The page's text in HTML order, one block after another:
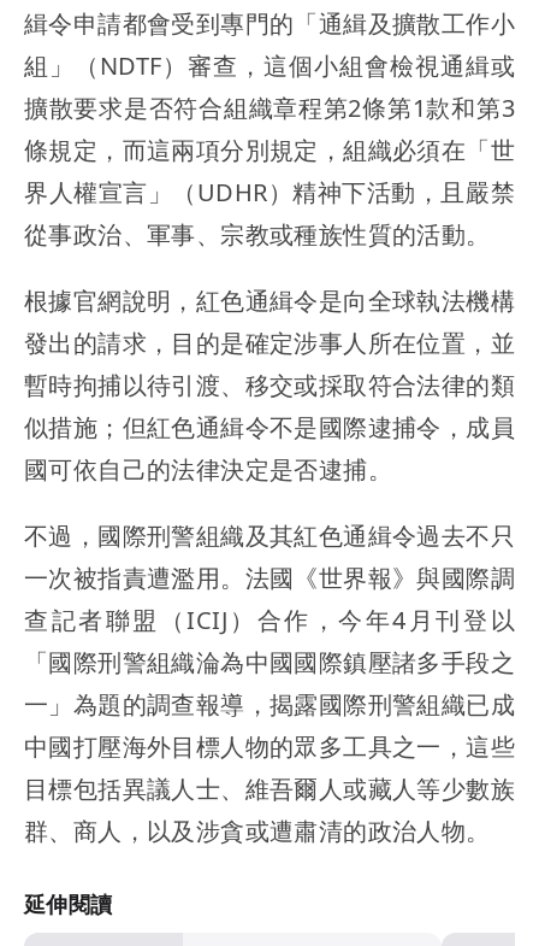
緝令申請都會受到專門的「通緝及擴散工作小
組」（NDTF）審查，這個小組會檢視通緝或
擴散要求是否符合組織章程第2條第1款和第3
條規定，而這兩項分別規定，組織必須在「世
界人權宣言」（UDHR）精神下活動，且嚴禁
從事政治、軍事、宗教或種族性質的活動。
根據官網說明，紅色通緝令是向全球執法機構
發出的請求，目的是確定涉事人所在位置，並
暫時拘捕以待引渡、移交或採取符合法律的類
似措施；但紅色通緝令不是國際逮捕令，成員
國可依自己的法律決定是否逮捕。
不過，國際刑警組織及其紅色通緝令過去不只
一次被指責遭濫用。法國《世界報》與國際調
查記者聯盟（ICIJ）合作，今年4月刊登以
「國際刑警組織淪為中國國際鎮壓諸多手段之
一」為題的調查報導，揭露國際刑警組織已成
中國打壓海外目標人物的眾多工具之一，這些
目標包括異議人士、維吾爾人或藏人等少數族
群、商人，以及涉貪或遭肅清的政治人物。
延伸閱讀